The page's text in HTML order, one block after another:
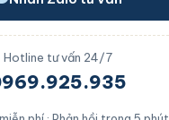
Hotline tư vấn 24/7